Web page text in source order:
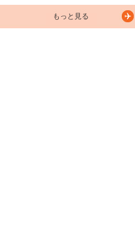
肌になれる魔法のような台湾伝統の凄技
美容法と体験できる場所を併せてご紹介
します。
もっと見る